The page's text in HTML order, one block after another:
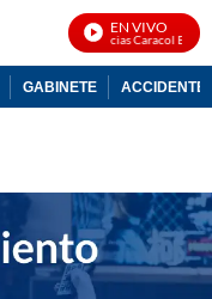
EN VIVO
Noticias Caracol En Vivo
GABINETE ACCIDENTE